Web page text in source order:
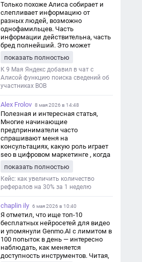
Только похоже Алиса собирает и
слепливает информацию от
разных людей, возможно
однофамильцев. Часть
информации действительна, часть
бред полнейший. Это может
дезинформации
показать полностью
К 9 Мая Яндекс добавил в чат с
Алисой функцию поиска сведений об
участниках ВОВ
Alex Frolov 8 мая 2026 в 14:48
Полезная и интересная статья,
Многие начинающие
предприниматели часто
спрашивают меня на
консультациях, какую роль играет
seo в цифровом маркетинге , когда
обсуждаем их проект:
https://aseotop.com/kakuyu-rol-igraet-
seo-v-czifrovom-marketinge/
показать полностью
Кейс: как увеличить количество
рефералов на 30% за 1 неделю
chaplin ily 6 мая 2026 в 10:40
Я отметил, что ище топ-10
бесплатных нейросетей для видео
и упомянули Genmo.AI с лимитом в
100 попыток в день — интересно
наблюдать, как меняется
доступность инструментов. Читая,